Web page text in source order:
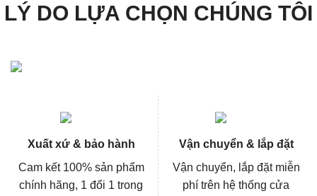
LÝ DO LỰA CHỌN CHÚNG TÔI
Xuất xứ & bảo hành
Cam kết 100% sản phẩm
chính hãng, 1 đổi 1 trong
Vận chuyển & lắp đặt
Vận chuyển, lắp đặt miễn
phí trên hệ thống cửa